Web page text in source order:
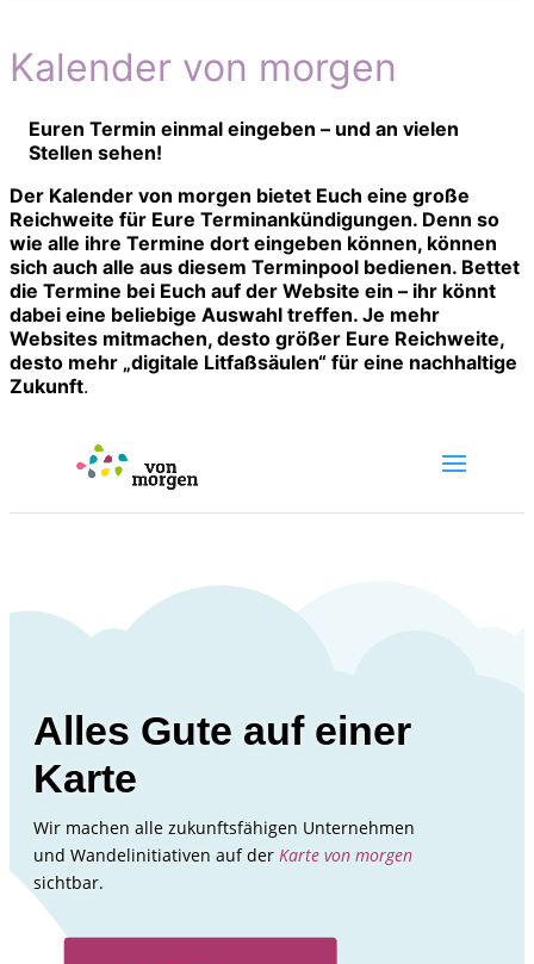
Kalender von morgen
Euren Termin einmal eingeben – und an vielen
Stellen sehen!
Der Kalender von morgen bietet Euch eine große
Reichweite für Eure Terminankündigungen. Denn so
wie alle ihre Termine dort eingeben können, können
sich auch alle aus diesem Terminpool bedienen. Bettet
die Termine bei Euch auf der Website ein – ihr könnt
dabei eine beliebige Auswahl treffen. Je mehr
Websites mitmachen, desto größer Eure Reichweite,
desto mehr „digitale Litfaßsäulen“ für eine nachhaltige
Zukunft.